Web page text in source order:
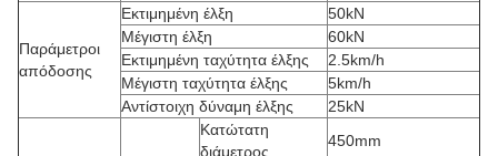
Παράμετροι
απόδοσης
Εκτιμημένη έλξη
50kN
Μέγιστη έλξη
60kN
Εκτιμημένη ταχύτητα έλξης
2.5km/h
Μέγιστη ταχύτητα έλξης
5km/h
Αντίστοιχη δύναμη έλξης
25kN
Κατώτατη
διάμετρος
450mm